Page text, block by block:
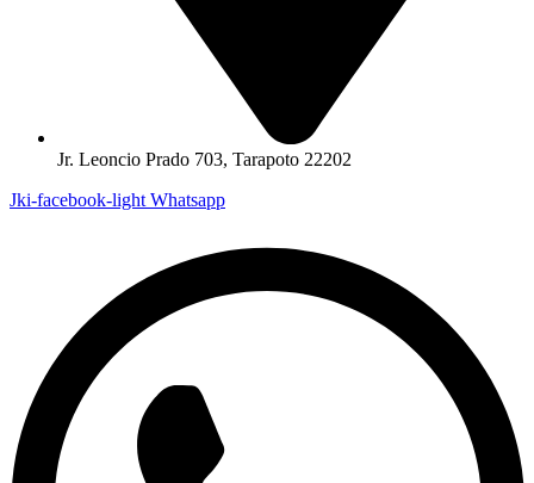
Jr. Leoncio Prado 703, Tarapoto 22202
Jki-facebook-light Whatsapp